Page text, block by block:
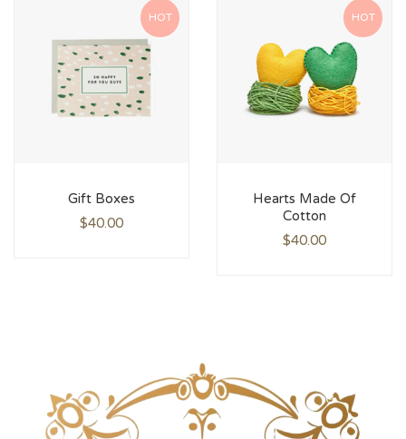
HOT
Gift Boxes
$40.00
HOT
Hearts Made ​​Of
Cotton
$40.00